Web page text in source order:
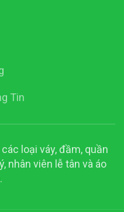
Tin
loại váy, đầm, quần
nhân viên lễ tân và áo